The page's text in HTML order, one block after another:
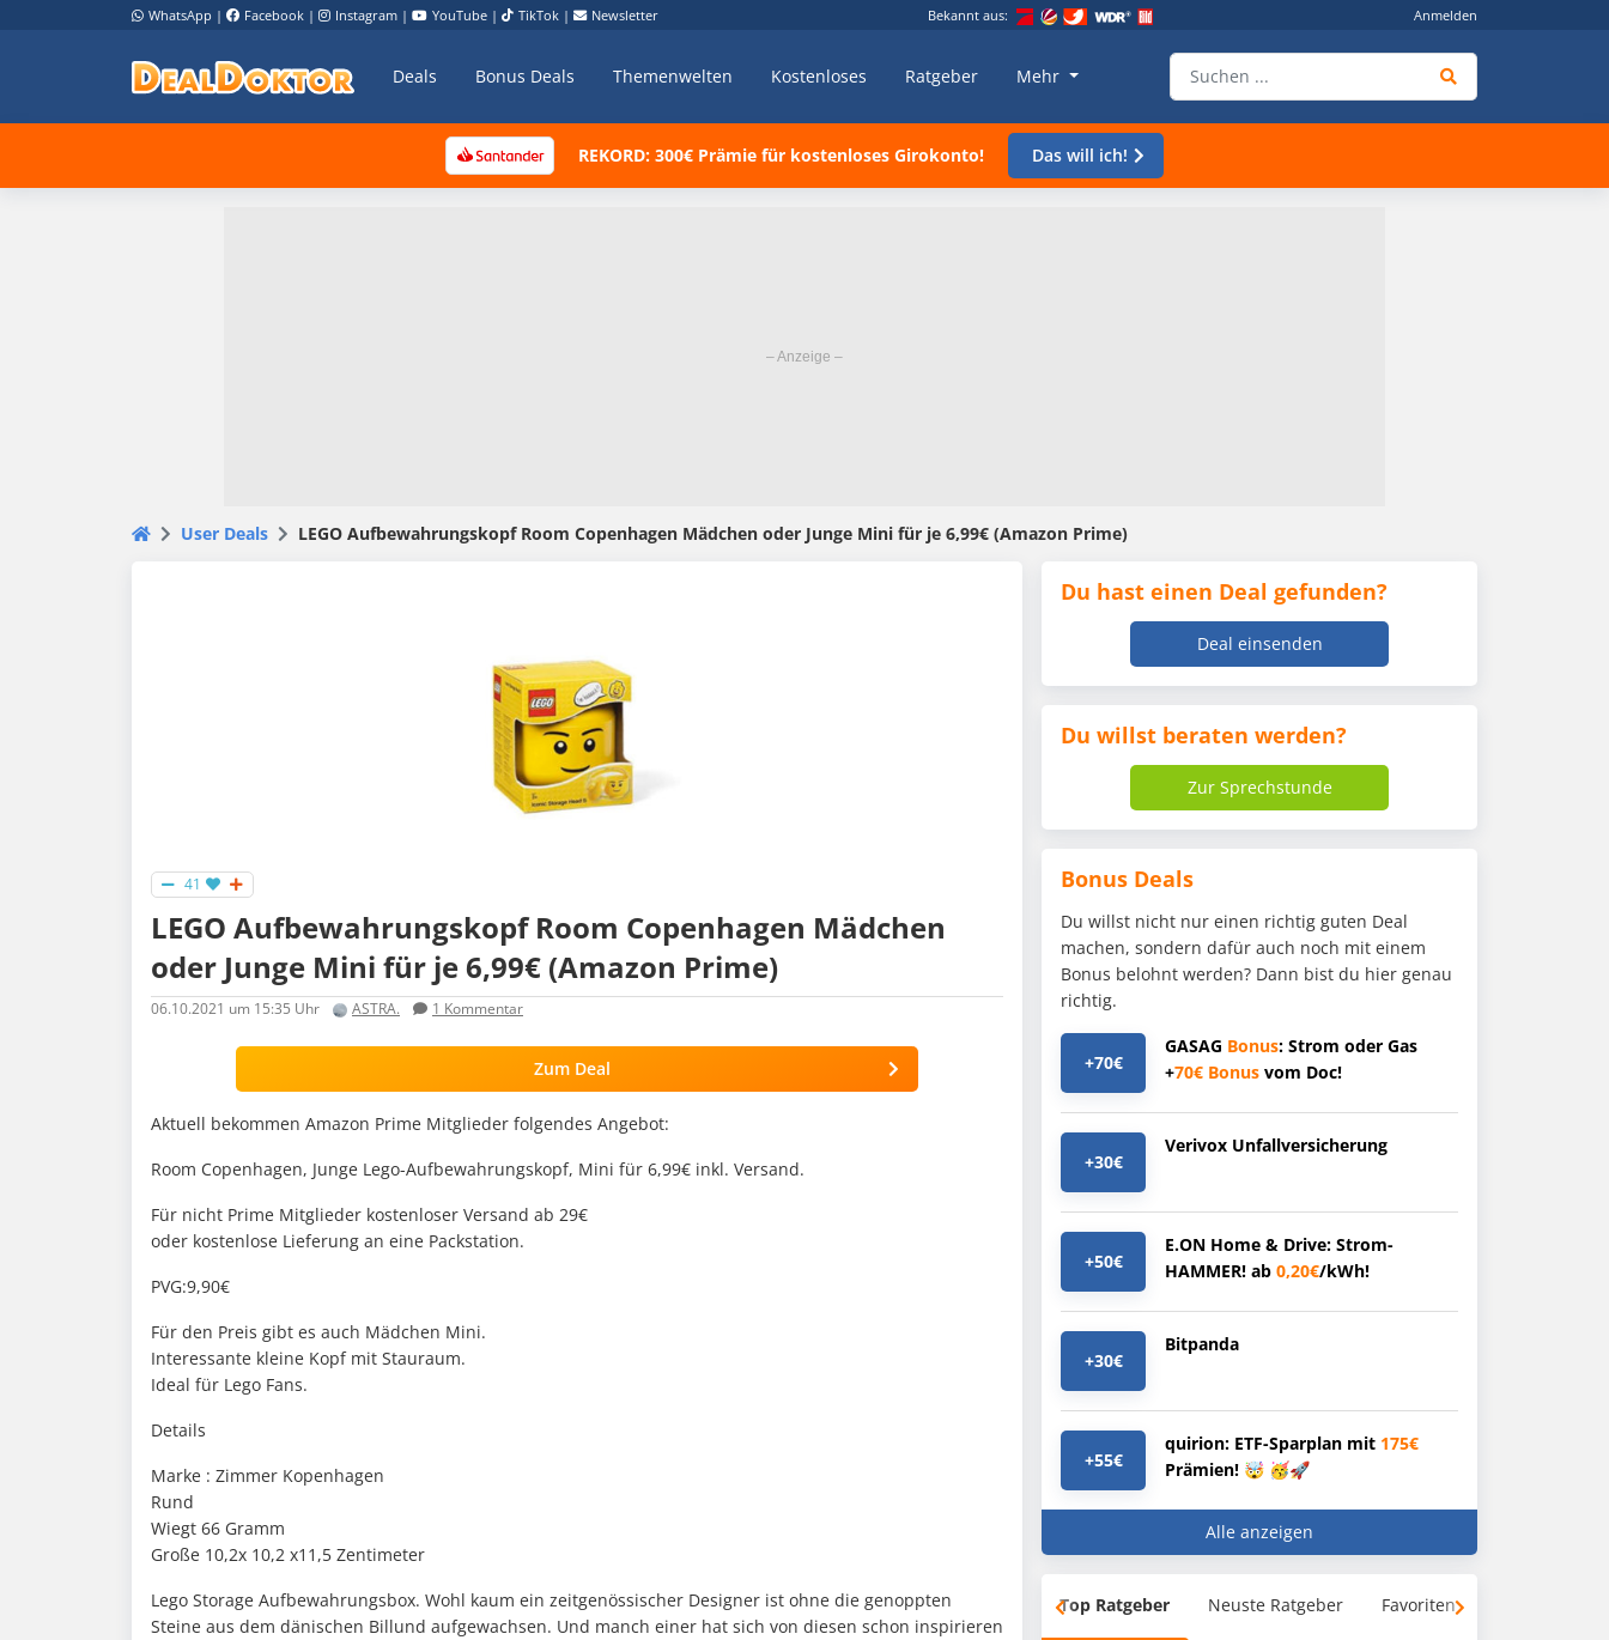
WhatsApp | Facebook | Instagram | YouTube | TikTok | Newsletter Bekannt aus: Anmelden
Deals Bonus Deals Themenwelten Kostenloses Ratgeber Mehr
REKORD: 300€ Prämie für kostenloses Girokonto! Das will ich!
User Deals LEGO Aufbewahrungskopf Room Copenhagen Mädchen oder Junge Mini für je 6,99€ (Amazon Prime)
41
LEGO Aufbewahrungskopf Room Copenhagen Mädchen
oder Junge Mini für je 6,99€ (Amazon Prime)
06.10.2021 um 15:35 Uhr ASTRA. 1 Kommentar
Zum Deal
Aktuell bekommen Amazon Prime Mitglieder folgendes Angebot:
Room Copenhagen, Junge Lego-Aufbewahrungskopf, Mini für 6,99€ inkl. Versand.
Für nicht Prime Mitglieder kostenloser Versand ab 29€
oder kostenlose Lieferung an eine Packstation.
PVG:9,90€
Für den Preis gibt es auch Mädchen Mini.
Interessante kleine Kopf mit Stauraum.
Ideal für Lego Fans.
Details
Marke : Zimmer Kopenhagen
Rund
Wiegt 66 Gramm
Große 10,2x 10,2 x11,5 Zentimeter
Lego Storage Aufbewahrungsbox. Wohl kaum ein zeitgenössischer Designer ist ohne die genoppten
Steine aus dem dänischen Billund aufgewachsen. Und manch einer hat sich von diesen schon inspirieren
Du hast einen Deal gefunden?
Deal einsenden
Du willst beraten werden?
Zur Sprechstunde
Bonus Deals
Du willst nicht nur einen richtig guten Deal
machen, sondern dafür auch noch mit einem
Bonus belohnt werden? Dann bist du hier genau
richtig.
+70€
GASAG Bonus: Strom oder Gas
+70€ Bonus vom Doc!
+30€
Verivox Unfallversicherung
+50€
E.ON Home & Drive: Strom-
HAMMER! ab 0,20€/kWh!
+30€
Bitpanda
+55€
quirion: ETF-Sparplan mit 175€
Prämien! 🤯 🥳🚀
Alle anzeigen
Top Ratgeber Neuste Ratgeber Favoriten